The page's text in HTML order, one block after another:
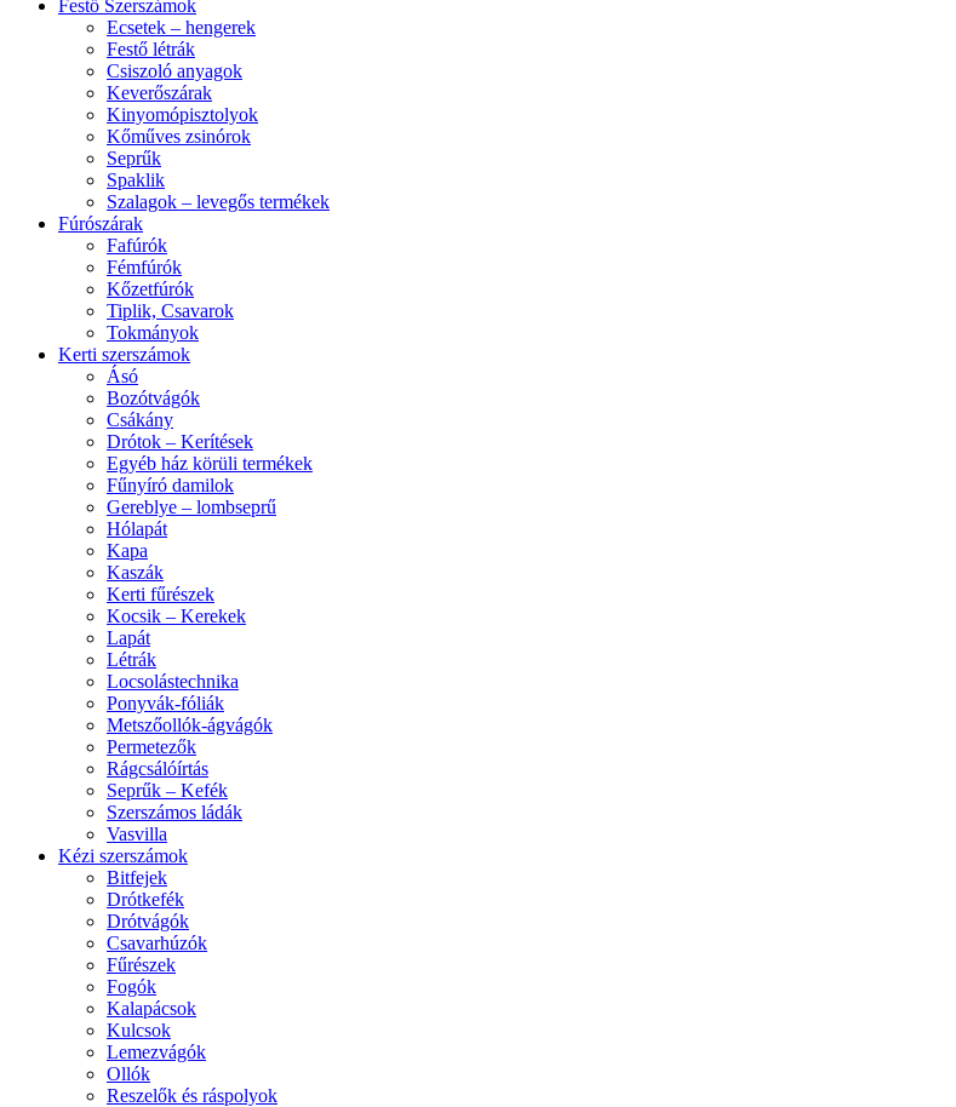
Festő Szerszámok
Ecsetek – hengerek
Festő létrák
Csiszoló anyagok
Keverőszárak
Kinyomópisztolyok
Kőműves zsinórok
Seprűk
Spaklik
Szalagok – levegős termékek
Fúrószárak
Fafúrók
Fémfúrók
Kőzetfúrók
Tiplik, Csavarok
Tokmányok
Kerti szerszámok
Ásó
Bozótvágók
Csákány
Drótok – Kerítések
Egyéb ház körüli termékek
Fűnyíró damilok
Gereblye – lombseprű
Hólapát
Kapa
Kaszák
Kerti fűrészek
Kocsik – Kerekek
Lapát
Létrák
Locsolástechnika
Ponyvák-fóliák
Metszőollók-ágvágók
Permetezők
Rágcsálóírtás
Seprűk – Kefék
Szerszámos ládák
Vasvilla
Kézi szerszámok
Bitfejek
Drótkefék
Drótvágók
Csavarhúzók
Fűrészek
Fogók
Kalapácsok
Kulcsok
Lemezvágók
Ollók
Reszelők és ráspolyok